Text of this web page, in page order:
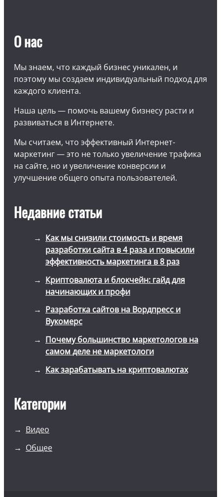
О нас
Мы знаем, что каждый бизнес уникален, и
поэтому мы создаем индивидуальный подход для
каждого клиента.
Наша цель — помочь вашему бизнесу расти и
развиваться в Интернете.
Мы считаем, что эффективный Интернет-
маркетинг — это не только увеличение трафика
на сайте, но и увеличение конверсии и
улучшение общего опыта пользователей.
Недавние статьи
Как мы снизили стоимость и время
разработки сайта в 4 раза и повысили
эффективность маркетинга в 8 раз
Криптовалюта и блокчейн: гайд для
начинающих и профи
Разработка сайтов на Вордпресс и
Вукомерс
Почему большинство маркетологов на
самом деле не маркетологи
Как зарабатывать на криптовалютах
Категории
Видео
Общее